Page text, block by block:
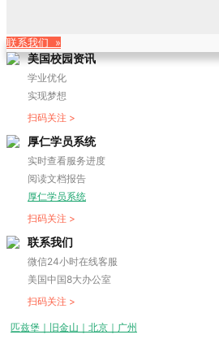
联系我们 »
美国校园资讯
学业优化
实现梦想
扫码关注 >
厚仁学员系统
实时查看服务进度
阅读文档报告
厚仁学员系统
扫码关注 >
联系我们
微信24小时在线客服
美国中国8大办公室
扫码关注 >
匹兹堡｜旧金山｜北京｜广州